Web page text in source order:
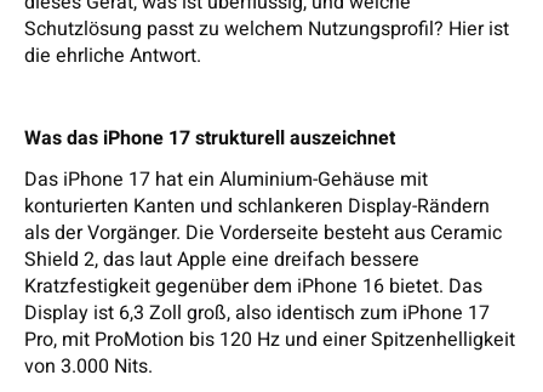
Schutzlösung passt zu welchem Nutzungsprofil? Hier ist
die ehrliche Antwort.
Was das iPhone 17 strukturell auszeichnet
Das iPhone 17 hat ein Aluminium-Gehäuse mit
konturierten Kanten und schlankeren Display-Rändern
als der Vorgänger. Die Vorderseite besteht aus Ceramic
Shield 2, das laut Apple eine dreifach bessere
Kratzfestigkeit gegenüber dem iPhone 16 bietet. Das
Display ist 6,3 Zoll groß, also identisch zum iPhone 17
Pro, mit ProMotion bis 120 Hz und einer Spitzenhelligkeit
von 3.000 Nits.